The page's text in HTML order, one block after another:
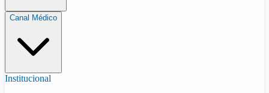
Canal Médico
Institucional